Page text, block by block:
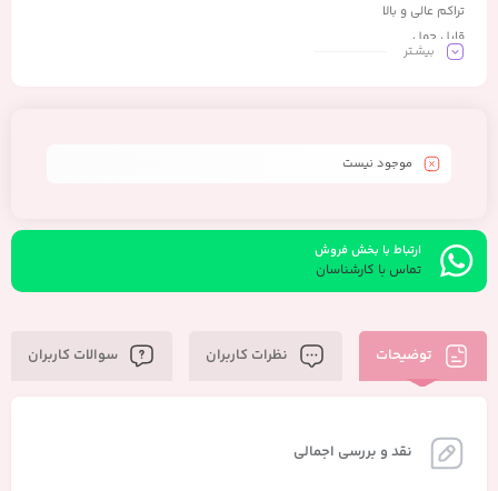
تراکم عالی و بالا
قابل حمل
جای بسیار کم و حمل آسان
بیشـتر
موجود نیست
ارتباط با بخش فروش
تماس با کارشناسان
توضیحات نظرات کاربران سوالات کاربران
نقد و بررسی اجمالی